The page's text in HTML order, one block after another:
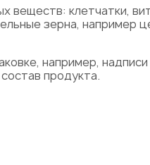
веществ: клетчатки,
зерна, например
например,
продукта.